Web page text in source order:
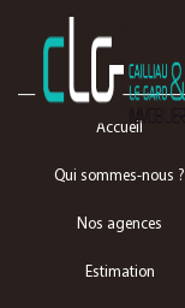
Accueil
Qui sommes-nous ?
Nos agences
Estimation